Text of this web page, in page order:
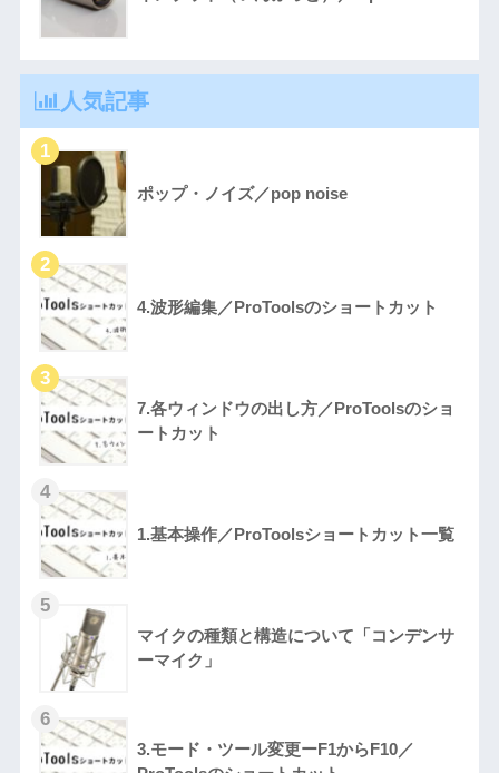
人気記事
ポップ・ノイズ／pop noise
4.波形編集／ProToolsのショートカット
7.各ウィンドウの出し方／ProToolsのショ
ートカット
1.基本操作／ProToolsショートカット一覧
マイクの種類と構造について「コンデンサ
ーマイク」
3.モード・ツール変更ーF1からF10／